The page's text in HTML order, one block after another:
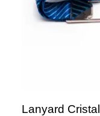
Lanyard Cristal